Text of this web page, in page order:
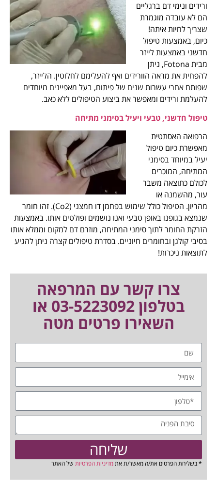
ורידים ונימי דם ברגליים
הם לא עובדה מוגמרת
שצריך לחיות איתה!
כיום, באמצעות טיפול
חדשני באמצעות לייזר
מבית Fotona, ניתן
להפחית את מראה הוורידים ואף להעלימם לחלוטין. הלייזר,
שפותח אחרי עשרות שנים של פיתוח, בעל מאפיינים מיוחדים
להעלמת ורידים ומאפשר את ביצוע הטיפולים ללא כאב.
טיפול חדשני, טבעי ויעיל בסימני מתיחה
הרפואה האסתטית
מאפשרת כיום טיפול
יעיל במיוחד בסימני
המתיחה, המוכרים
לכולם כתוצאה משבר
עור, מהשמנה או
מהריון. הטיפול כולל שימוש בפחמן דו חמצני (Co2). זהו חומר
שנמצא בגופנו באופן טבעי ואנו נושמים ופולטים אותו. באמצעות
הזרקת החומר לתוך סימני המתיחה, מוזרם דם למקום וממלא אותו
בסיבי קולגן ובחומרים חיוניים. בסדרת טיפולים קצרה ניתן להגיע
לתוצאות ניכרות!
צרו קשר עם המרפאה
בטלפון 03-5223092 או
השאירו פרטים מטה
שליחה
* בשליחת הפרטים את/ה מאשר/ת אתמדיניות הפרטיות של האתר